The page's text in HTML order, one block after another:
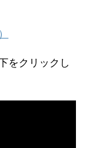
をクリックし